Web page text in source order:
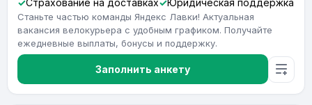
Страхование на доставках
Юридическая поддержка
Станьте частью команды Яндекс Лавки! Актуальная
вакансия велокурьера с удобным графиком. Получайте
ежедневные выплаты, бонусы и поддержку.
Заполнить анкету